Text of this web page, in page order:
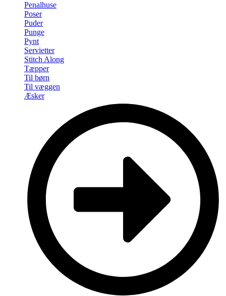
Penalhuse
Poser
Puder
Punge
Pynt
Servietter
Stitch Along
Tæpper
Til børn
Til væggen
Æsker